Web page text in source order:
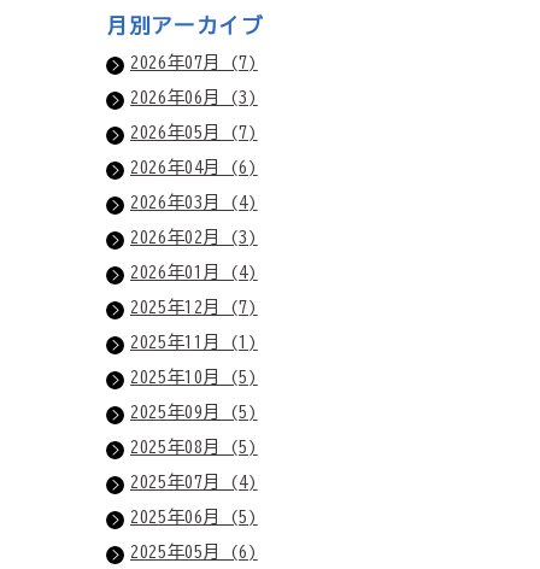
月別アーカイブ
2026年07月 (7)
2026年06月 (3)
2026年05月 (7)
2026年04月 (6)
2026年03月 (4)
2026年02月 (3)
2026年01月 (4)
2025年12月 (7)
2025年11月 (1)
2025年10月 (5)
2025年09月 (5)
2025年08月 (5)
2025年07月 (4)
2025年06月 (5)
2025年05月 (6)